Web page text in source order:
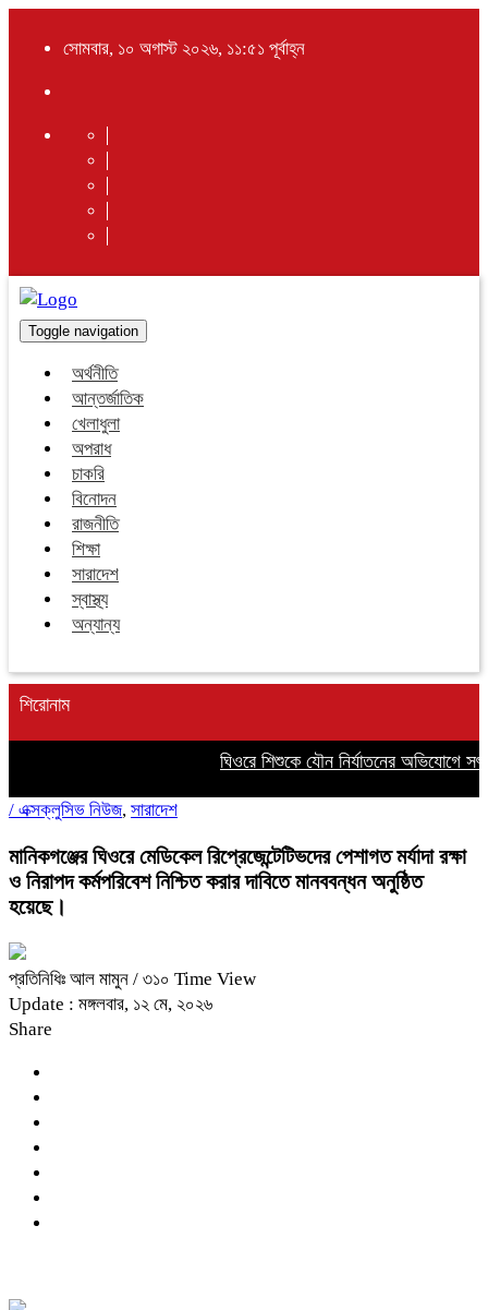
সোমবার, ১০ অগাস্ট ২০২৬, ১১:৫১ পূর্বাহ্ন
Toggle navigation
অর্থনীতি
আন্তর্জাতিক
খেলাধুলা
অপরাধ
চাকরি
বিনোদন
রাজনীতি
শিক্ষা
সারাদেশ
স্বাস্থ্য
অন্যান্য
শিরোনাম
ঘিওরে শিশুকে যৌন নির্যাতনের অভিযোগে সৎ
/ এক্সক্লুসিভ নিউজ, সারাদেশ
মানিকগঞ্জের ঘিওরে মেডিকেল রিপ্রেজেন্টেটিভদের পেশাগত মর্যাদা রক্ষা
ও নিরাপদ কর্মপরিবেশ নিশ্চিত করার দাবিতে মানববন্ধন অনুষ্ঠিত
হয়েছে।
প্রতিনিধিঃ আল মামুন / ৩১০ Time View
Update : মঙ্গলবার, ১২ মে, ২০২৬
Share